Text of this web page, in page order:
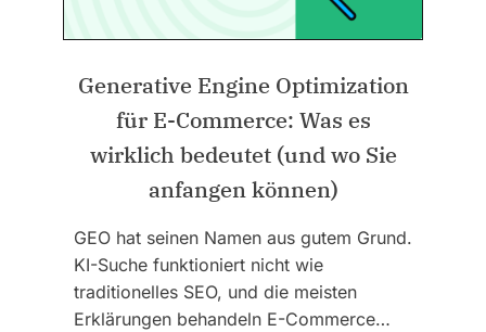
Generative Engine Optimization
für E-Commerce: Was es
wirklich bedeutet (und wo Sie
anfangen können)
GEO hat seinen Namen aus gutem Grund.
KI-Suche funktioniert nicht wie
traditionelles SEO, und die meisten
Erklärungen behandeln E-Commerce…